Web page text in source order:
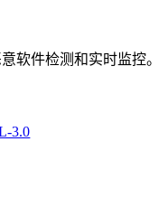
软件检测和实时监控。
3.0